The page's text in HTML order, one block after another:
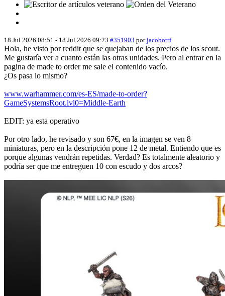
18 Jul 2026 08:51 - 18 Jul 2026 09:23 #351903 porjacobotrf
Hola, he visto por reddit que se quejaban de los precios de los scout.
Me gustaría ver a cuanto están las otras unidades. Pero al entrar en la
pagina de made to order me sale el contenido vacío.
¿Os pasa lo mismo?
www.warhammer.com/es-ES/made-to-order?
GameSystemsRoot.lvl0=Middle-Earth
EDIT: ya esta operativo
Por otro lado, he revisado y son 67€, en la imagen se ven 8
miniaturas, pero en la descripción pone 12 de metal. Entiendo que es
porque algunas vendrán repetidas. Verdad? Es totalmente aleatorio y
podría ser que me entreguen 10 con escudo y dos arcos?